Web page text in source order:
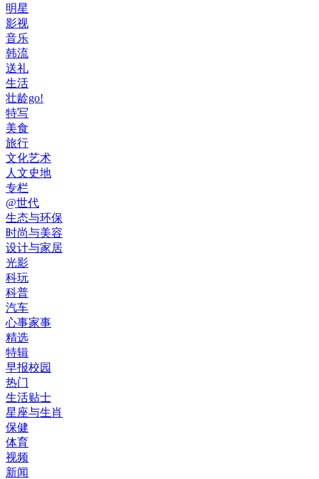
明星
影视
音乐
韩流
送礼
生活
壮龄go!
特写
美食
旅行
文化艺术
人文史地
专栏
@世代
生态与环保
时尚与美容
设计与家居
光影
科玩
科普
汽车
心事家事
精选
特辑
早报校园
热门
生活贴士
星座与生肖
保健
体育
视频
新闻